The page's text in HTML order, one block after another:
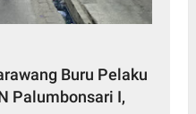
Buru Pelaku
Palumbonsari I,